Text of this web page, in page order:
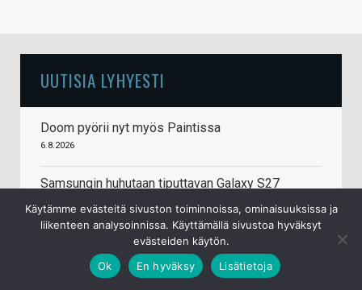
UUTISIA LYHYESTI
Doom pyörii nyt myös Paintissa
6.8.2026
Samsungin huhutaan tiputtavan Galaxy S27
Ultrasta neljännen takakameran pois
6.8.2026
Keychron kehittää avoimen lähdekoodin
firmwarea pelihiiriin
Käytämme evästeitä sivuston toiminnoissa, ominaisuuksissa ja
liikenteen analysoinnissa. Käyttämällä sivustoa hyväksyt
evästeiden käytön.
Ok
En hyväksy Lisätietoja